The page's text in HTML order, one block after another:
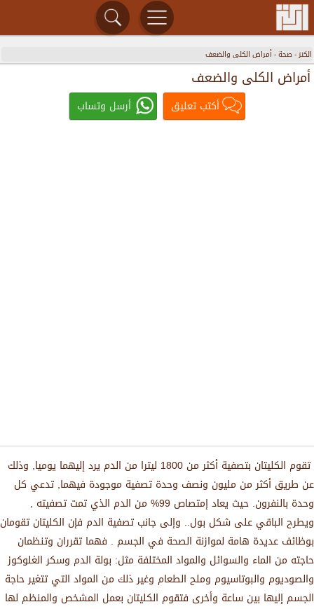
الكنز- صحة-أمراض الكلى والضعف
أمراض الكلى والضعف
أكتب تعليق أرسل وتساب
تقوم الكليتان بتصفية أكثر من 1800 ليترا من الدم يرد إليهما يوميا, وذلك
عن طريق أكثر من مليون ونصف وحدة تصفية موجودة فيهما, تدعي كل
وحدة بالنفرون. حيث يعاد إمتصاص 99% من الدم الذي تمت تصفيته ,
ويطرح الباقي على شكل بول.. وإلى جانب تصفية الدم فإن الكليتان تقومان
بوظائف عديدة هامة لموازنة الصحة في الجسم . فهما تقرران وتنظمان
حاجته من الماء والسوائل والمواد المختلفة مثل: بولة الدم وسكر الغلوكوز
والصوديوم والبوتاسيوم وملح الطعام وغير ذلك من المواد التي تتغير حاجة
الجسم إليها بين ساعة وأخرى فتقوم الكليتان بعمل المشخص والمنظم لها